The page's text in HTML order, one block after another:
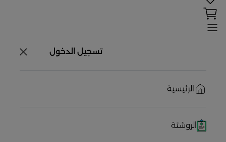
تسجيل الدخول
الرئيسية
الروشتة